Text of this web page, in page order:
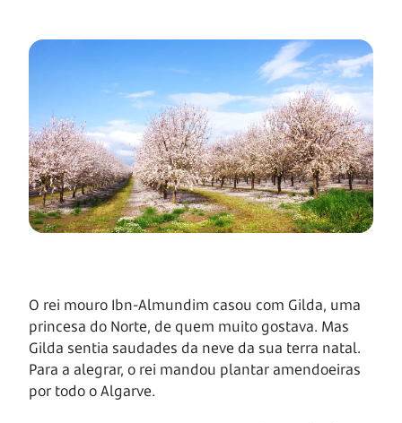
O rei mouro Ibn-Almundim casou com Gilda, uma
princesa do Norte, de quem muito gostava. Mas
Gilda sentia saudades da neve da sua terra natal.
Para a alegrar, o rei mandou plantar amendoeiras
por todo o Algarve.